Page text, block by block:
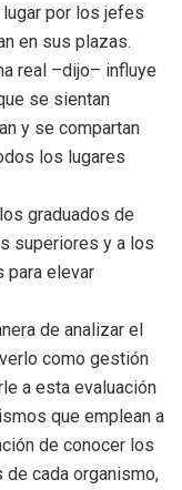
por los jefes
en sus plazas.
real –dijo– influye
se sientan
y se compartan
los lugares
graduados de
superiores y a los
para elevar
de analizar el
como gestión
a esta evaluación
que emplean a
de conocer los
cada organismo,